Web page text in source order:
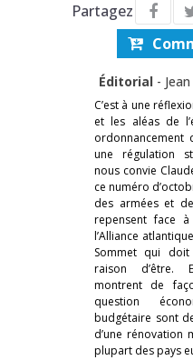
Partagez
Éditorial -
C’est à une
et les aléas de
ordonnancement
une régulation
nous convie
ce numéro
des armées et
repensent face
l’Alliance
Sommet qui
raison d’être.
montrent de
question
budgétaire sont
d’une rénovation
plupart des pays